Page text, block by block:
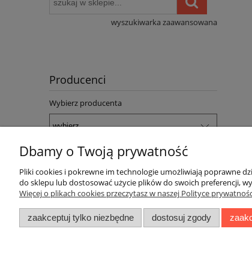
wyszukiwarka zaawansowana
Producenci
Wybierz producenta
Pomoc
Polityka prywatności
Dostawa
Koszty dostawy
Dbamy o Twoją prywatność
Pliki cookies i pokrewne im technologie umożliwiają poprawne
do sklepu lub dostosować użycie plików do swoich preferencji,
Więcej o plikach cookies przeczytasz w naszej Polityce
zaakceptuj tylko niezbędne dostosuj zgody